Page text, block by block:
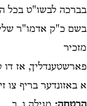
בברכה לבשו"ט בכל
בשם כ"ק אדמו"ר
מזכיר
פארשטענדליך, אז דו
א באזונדער בריף צו